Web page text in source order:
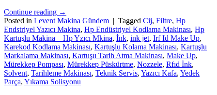
Continue reading →
Posted in Levent Makina Gündem | Tagged Cij, Filtre, Hp
Endstriyel Yazıcı Makina, Hp Endüstriyel Kodlama Makinası, Hp
Kartuşlu Makina—Hp Yzıcı Mkina, İnk, ink jet, Irf Id Make Up,
Karekod Kodlama Makinası, Kartuşlu Kolama Makinası, Kartuşlu
Markalama Makinası, Kartuşu Tarih Atma Makinası, Make Up,
Mürekkep Pompası, Mürekkep Püskürtme, Nozzele, Rfıd İnk,
Solvent, Tarihleme Makinası, Teknik Servis, Yazıcı Kafa, Yedek
Parça, Yıkama Solisyonu